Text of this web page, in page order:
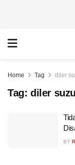
Home Tag diler
Tag: diler
BY